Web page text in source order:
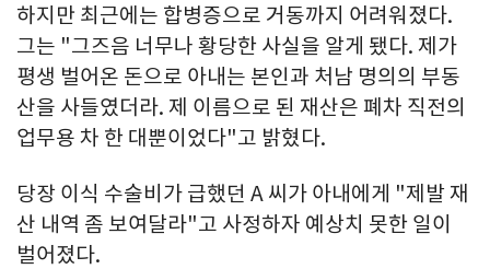
하지만 최근에는 합병증으로 거동까지 어려워졌다.
그는 "그즈음 너무나 황당한 사실을 알게 됐다. 제가
평생 벌어온 돈으로 아내는 본인과 처남 명의의 부동
산을 사들였더라. 제 이름으로 된 재산은 폐차 직전의
업무용 차 한 대뿐이었다"고 밝혔다.
당장 이식 수술비가 급했던 A 씨가 아내에게 "제발 재
산 내역 좀 보여달라"고 사정하자 예상치 못한 일이
벌어졌다.